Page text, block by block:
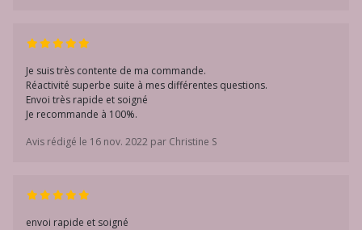
Je suis très contente de ma commande.
Réactivité superbe suite à mes différentes questions.
Envoi très rapide et soigné
Je recommande à 100%.
Avis rédigé le 16 nov. 2022 par Christine S
envoi rapide et soigné